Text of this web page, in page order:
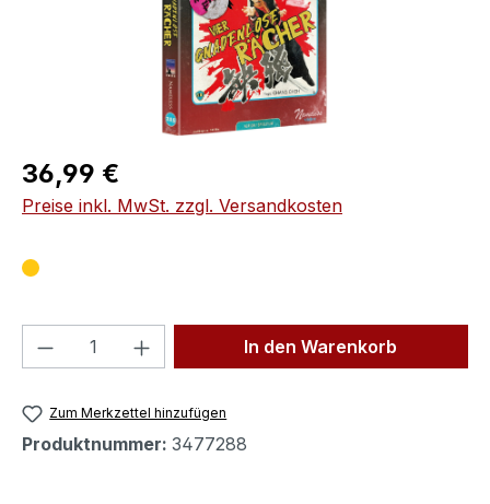
Regulärer Preis:
36,99 €
Preise inkl. MwSt. zzgl. Versandkosten
Produkt Anzahl: Gib denIn den Warenkorb
Zum Merkzettel hinzufügen
Produktnummer: 3477288